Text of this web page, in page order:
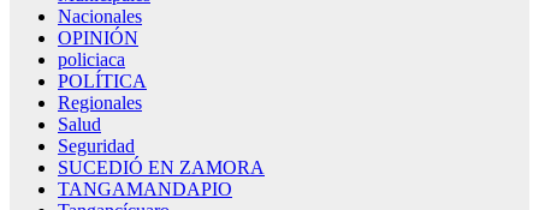
Nacionales
OPINIÓN
policiaca
POLÍTICA
Regionales
Salud
Seguridad
SUCEDIÓ EN ZAMORA
TANGAMANDAPIO